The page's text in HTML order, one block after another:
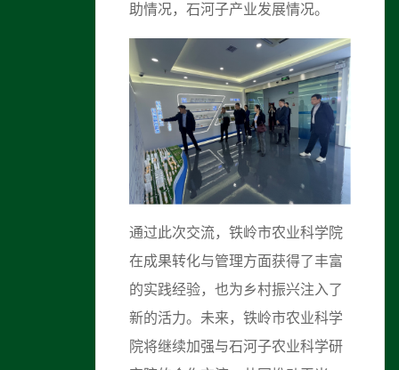
助情况，石河子产业发展情况。
通过此次交流，铁岭市农业科学院
在成果转化与管理方面获得了丰富
的实践经验，也为乡村振兴注入了
新的活力。未来，铁岭市农业科学
院将继续加强与石河子农业科学研